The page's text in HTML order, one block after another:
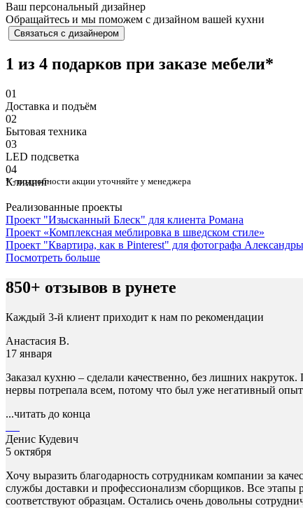
Ваш персональный дизайнер
Обращайтесь и мы поможем с дизайном вашей кухни
Связаться с дизайнером
1 из 4 подарков при заказе мебели*
01
Доставка и подъём
02
Бытовая техника
03
⁠LED подсветка
04
Клининг
* - подробности акции уточняйте у менеджера
Реализованные проекты
Проект "Изысканный Блеск" для клиента Романа
Проект «Комплексная меблировка в шведском стиле»
Проект "Квартира, как в Pinterest" для фотографа
Посмотреть больше
850+ отзывов в рунете
Каждый 3-й клиент приходит к нам по рекомендации
Анастасия В.
17 января
Заказал кухню – сделали качественно, без лишних
нервы потрепала всем, потому что был уже негативный
...читать до конца
Денис Кудевич
5 октября
Хочу выразить благодарность сотрудникам компании за
службы доставки и профессионализм сборщиков. Все этапы
соответствуют образцам. Остались очень довольны